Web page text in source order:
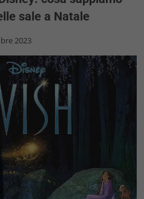
sale a Natale
2023